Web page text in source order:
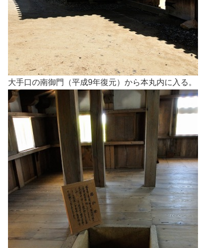
大手口の南御門（平成9年復元）から本丸内に入る。